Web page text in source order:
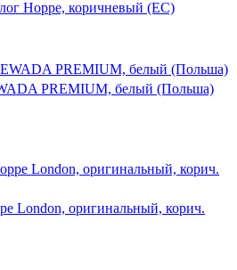
Hoppe, коричневый (ЕС)
PREMIUM, белый (Польша)
London, оригинальный, корич.